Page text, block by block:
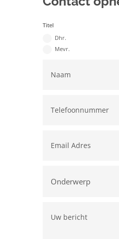
Titel
Dhr.
Mevr.